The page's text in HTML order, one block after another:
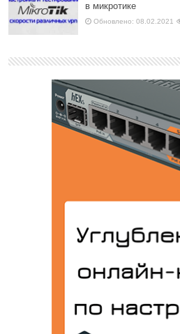
в микротике
Обновлено: 08.02.2021